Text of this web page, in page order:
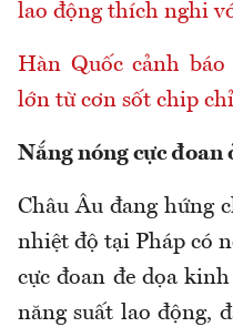
lao động thích nghi
Hàn Quốc cảnh
lớn từ cơn sốt chip
Nắng nóng cực
Châu Âu đang hứng
nhiệt độ tại Pháp có
cực đoan đe dọa
năng suất lao động,